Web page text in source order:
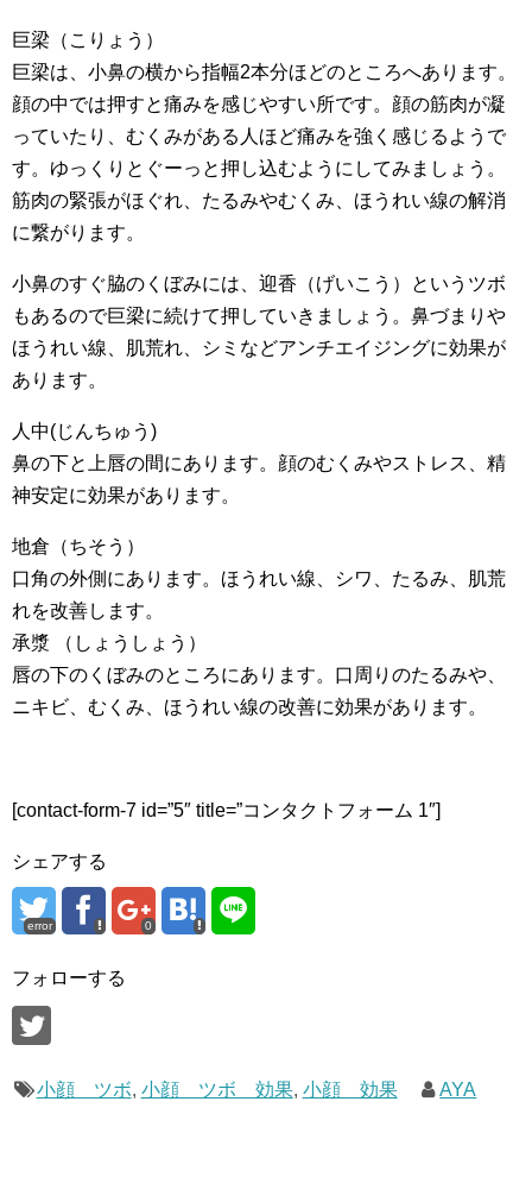
巨梁（こりょう）
巨梁は、小鼻の横から指幅2本分ほどのところへあります。
顔の中では押すと痛みを感じやすい所です。顔の筋肉が凝
っていたり、むくみがある人ほど痛みを強く感じるようで
す。ゆっくりとぐーっと押し込むようにしてみましょう。
筋肉の緊張がほぐれ、たるみやむくみ、ほうれい線の解消
に繋がります。
小鼻のすぐ脇のくぼみには、迎香（げいこう）というツボ
もあるので巨梁に続けて押していきましょう。鼻づまりや
ほうれい線、肌荒れ、シミなどアンチエイジングに効果が
あります。
人中(じんちゅう)
鼻の下と上唇の間にあります。顔のむくみやストレス、精
神安定に効果があります。
地倉（ちそう）
口角の外側にあります。ほうれい線、シワ、たるみ、肌荒
れを改善します。
承漿 （しょうしょう）
唇の下のくぼみのところにあります。口周りのたるみや、
ニキビ、むくみ、ほうれい線の改善に効果があります。
[contact-form-7 id=”5″ title=”コンタクトフォーム 1″]
シェアする
error 0
フォローする
小顔 ツボ, 小顔 ツボ 効果, 小顔 効果 AYA